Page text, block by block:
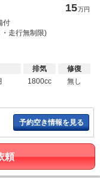
15万円
付
走行無制限)
排気
1800cc
修復
無し
予約空き情報を見る
頼